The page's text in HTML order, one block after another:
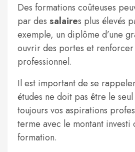
Des formations coûteuses
par des salaires plus élevés
exemple, un diplôme d’une
ouvrir des portes et
professionnel.
Il est important de se
études ne doit pas être le
toujours vos aspirations
terme avec le montant investi
formation.